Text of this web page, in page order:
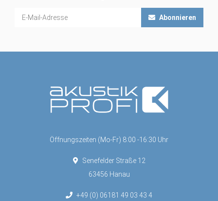
Abonnieren
Öffnungszeiten (Mo-Fr) 8:00 -16:30 Uhr
Senefelder Straße 12
63456 Hanau
+49 (0) 06181 49 03 43 4